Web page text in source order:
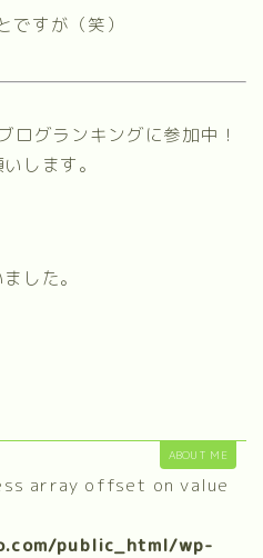
すが（笑）
ログランキングに参加中！
します。
した。
ABOUT ME
array offset on value
public_html/wp-